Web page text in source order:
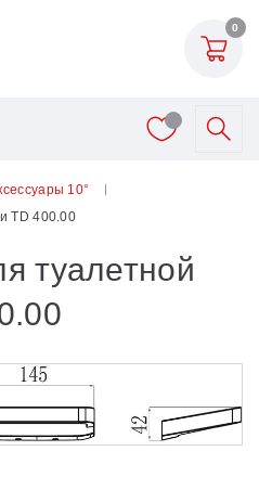
0
10°
TD 400.00
туалетной